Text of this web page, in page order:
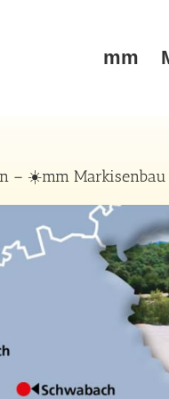
mm
– ☀️mm